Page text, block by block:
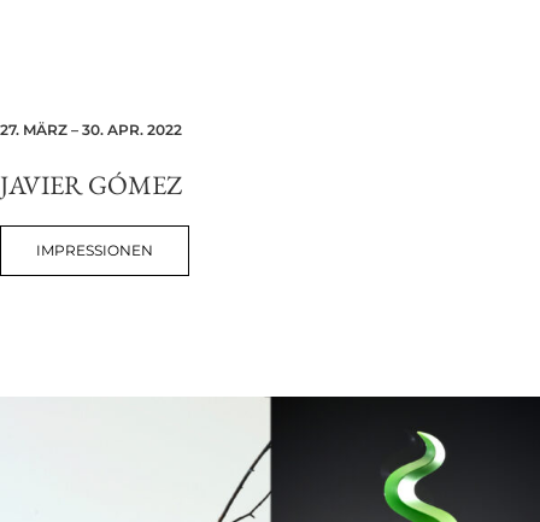
27. MÄRZ – 30. APR. 2022
JAVIER GÓMEZ
IMPRESSIONEN